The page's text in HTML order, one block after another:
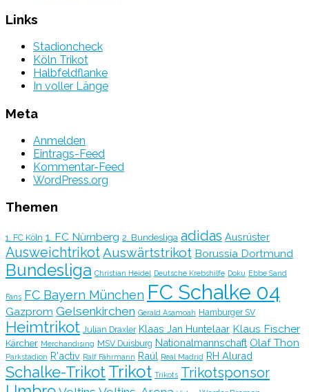
Links
Stadioncheck
Köln Trikot
Halbfeldflanke
In voller Länge
Meta
Anmelden
Eintrags-Feed
Kommentar-Feed
WordPress.org
Themen
1. FC Köln 1. FC Nürnberg 2. Bundesliga adidas Ausrüster
AusweichtrikotAuswärtstrikot Borussia Dortmund
Bundesliga Christian Heidel Deutsche Krebshilfe Doku Ebbe Sand
Fans FC Bayern München FC Schalke 04
Gazprom Gelsenkirchen Gerald Asamoah Hamburger SV
Heimtrikot Julian Draxler Klaas Jan Huntelaar Klaus Fischer
Kärcher Merchandising MSV Duisburg Nationalmannschaft Olaf Thon
Parkstadion R'activ Ralf Fährmann Raúl Real Madrid RH Alurad
Schalke-TrikotTrikot Trikots Trikotsponsor